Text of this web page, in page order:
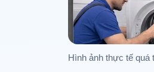
Hình ảnh thực tế quá